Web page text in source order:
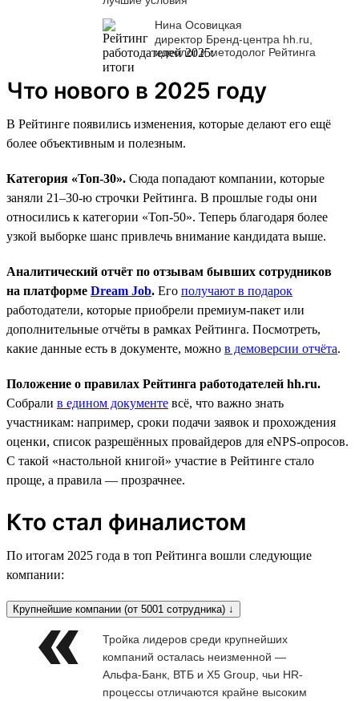
Нина Осовицкая
директор Бренд-центра hh.ru,
идеолог и методолог Рейтинга
Что нового в 2025 году
В Рейтинге появились изменения, которые делают его ещё
более объективным и полезным.
Категория «Топ-30». Сюда попадают компании, которые
заняли 21–30-ю строчки Рейтинга. В прошлые годы они
относились к категории «Топ-50». Теперь благодаря более
узкой выборке шанс привлечь внимание кандидата выше.
Аналитический отчёт по отзывам бывших сотрудников
на платформе Dream Job. Его получают в подарок
работодатели, которые приобрели премиум-пакет или
дополнительные отчёты в рамках Рейтинга. Посмотреть,
какие данные есть в документе, можно в демоверсии отчёта.
Положение о правилах Рейтинга работодателей hh.ru.
Собрали в едином документе всё, что важно знать
участникам: например, сроки подачи заявок и прохождения
оценки, список разрешённых провайдеров для eNPS-опросов.
С такой «настольной книгой» участие в Рейтинге стало
проще, а правила — прозрачнее.
Кто стал финалистом
По итогам 2025 года в топ Рейтинга вошли следующие
компании:
Крупнейшие компании (от 5001 сотрудника) ↓
Тройка лидеров среди крупнейших
компаний осталась неизменной —
Альфа-Банк, ВТБ и X5 Group, чьи HR-
процессы отличаются крайне высоким